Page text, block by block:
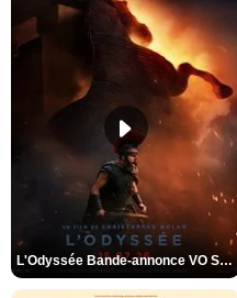
L'Odyssée Bande-annonce VO STFR